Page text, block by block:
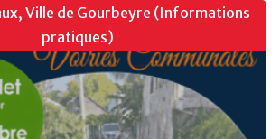
Ville de Gourbeyre (Informations
pratiques)